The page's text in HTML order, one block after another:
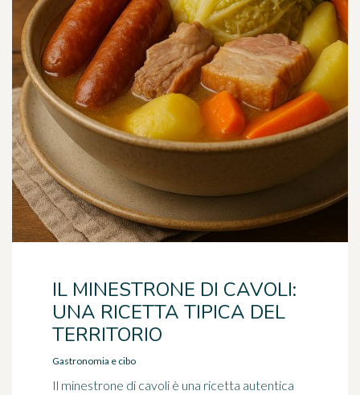
IL MINESTRONE DI CAVOLI:
UNA RICETTA TIPICA DEL
TERRITORIO
Gastronomia e cibo
Il minestrone di cavoli è una ricetta autentica